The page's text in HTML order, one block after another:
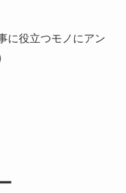
に役立つモノにアン